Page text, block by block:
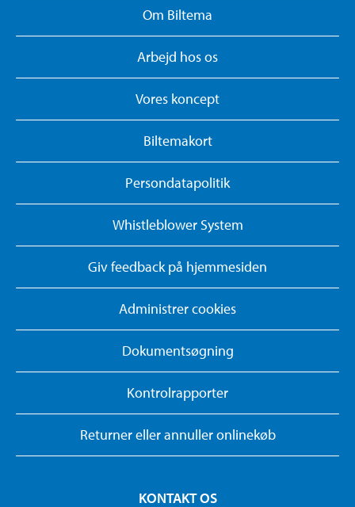
Om Biltema
Arbejd hos os
Vores koncept
Biltemakort
Persondatapolitik
Whistleblower System
Giv feedback på hjemmesiden
Administrer cookies
Dokumentsøgning
Kontrolrapporter
Returner eller annuller onlinekøb
KONTAKT OS